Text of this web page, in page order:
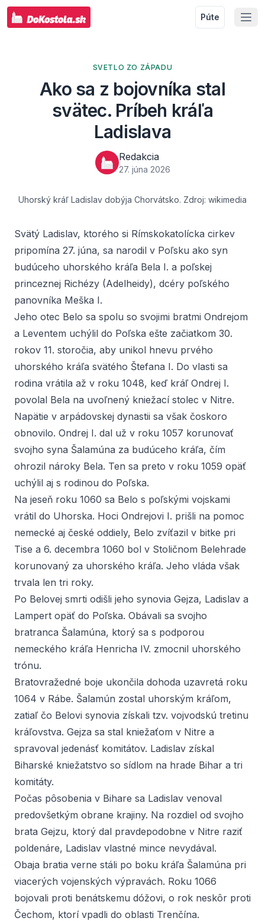
Púte
SVETLO ZO ZÁPADU
Ako sa z bojovníka stal
svätec. Príbeh kráľa
Ladislava
Redakcia
27. júna 2026
Uhorský kráľ Ladislav dobýja Chorvátsko. Zdroj: wikimedia
Svätý Ladislav, ktorého si Rímskokatolícka cirkev
pripomína 27. júna, sa narodil v Poľsku ako syn
budúceho uhorského kráľa Bela I. a poľskej
princeznej Richézy (Adelheidy), dcéry poľského
panovníka Meška I.
Jeho otec Belo sa spolu so svojimi bratmi Ondrejom
a Leventem uchýlil do Poľska ešte začiatkom 30.
rokov 11. storočia, aby unikol hnevu prvého
uhorského kráľa svätého Štefana I. Do vlasti sa
rodina vrátila až v roku 1048, keď kráľ Ondrej I.
povolal Bela na uvoľnený kniežací stolec v Nitre.
Napätie v arpádovskej dynastii sa však čoskoro
obnovilo. Ondrej I. dal už v roku 1057 korunovať
svojho syna Šalamúna za budúceho kráľa, čím
ohrozil nároky Bela. Ten sa preto v roku 1059 opäť
uchýlil aj s rodinou do Poľska.
Na jeseň roku 1060 sa Belo s poľskými vojskami
vrátil do Uhorska. Hoci Ondrejovi I. prišli na pomoc
nemecké aj české oddiely, Belo zvíťazil v bitke pri
Tise a 6. decembra 1060 bol v Stoličnom Belehrade
korunovaný za uhorského kráľa. Jeho vláda však
trvala len tri roky.
Po Belovej smrti odišli jeho synovia Gejza, Ladislav a
Lampert opäť do Poľska. Obávali sa svojho
bratranca Šalamúna, ktorý sa s podporou
nemeckého kráľa Henricha IV. zmocnil uhorského
trónu.
Bratovražedné boje ukončila dohoda uzavretá roku
1064 v Rábe. Šalamún zostal uhorským kráľom,
zatiaľ čo Belovi synovia získali tzv. vojvodskú tretinu
kráľovstva. Gejza sa stal kniežaťom v Nitre a
spravoval jedenásť komitátov. Ladislav získal
Biharské kniežatstvo so sídlom na hrade Bihar a tri
komitáty.
Počas pôsobenia v Bihare sa Ladislav venoval
predovšetkým obrane krajiny. Na rozdiel od svojho
brata Gejzu, ktorý dal pravdepodobne v Nitre raziť
poldenáre, Ladislav vlastné mince nevydával.
Obaja bratia verne stáli po boku kráľa Šalamúna pri
viacerých vojenských výpravách. Roku 1066
bojovali proti benátskemu dóžovi, o rok neskôr proti
Čechom, ktorí vpadli do oblasti Trenčína.